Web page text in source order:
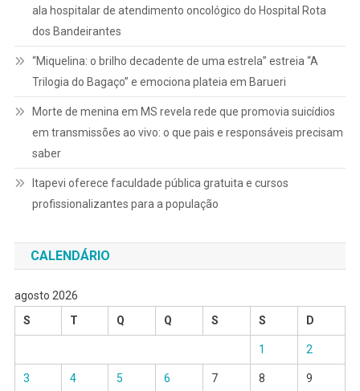
ala hospitalar de atendimento oncológico do Hospital Rota
dos Bandeirantes
“Miquelina: o brilho decadente de uma estrela” estreia “A
Trilogia do Bagaço” e emociona plateia em Barueri
Morte de menina em MS revela rede que promovia suicídios
em transmissões ao vivo: o que pais e responsáveis precisam
saber
Itapevi oferece faculdade pública gratuita e cursos
profissionalizantes para a população
CALENDÁRIO
agosto 2026
S
T Q Q S S D
1 2
3 4 5 6 7 8 9